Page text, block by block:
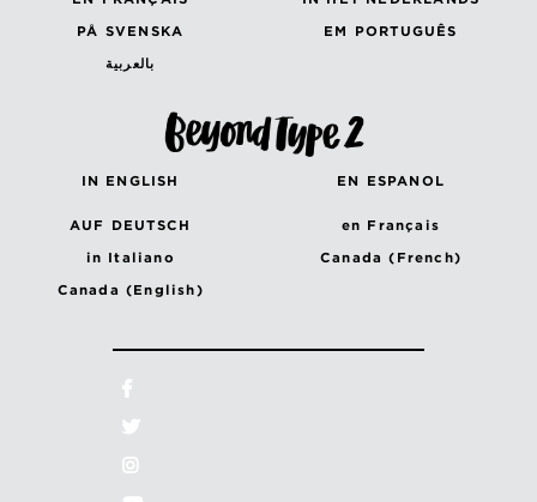
PÅ SVENSKA
EM PORTUGUÊS
بالعربية
IN ENGLISH EN ESPANOL
AUF DEUTSCH
en Français
in Italiano
Canada (French)
Canada (English)